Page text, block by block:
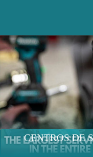
CENTROS DE